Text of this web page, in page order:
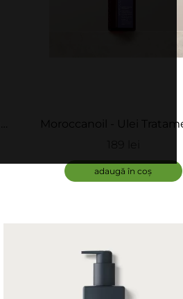
Moroccanoil - Ulei
189 lei
adaugă în coș